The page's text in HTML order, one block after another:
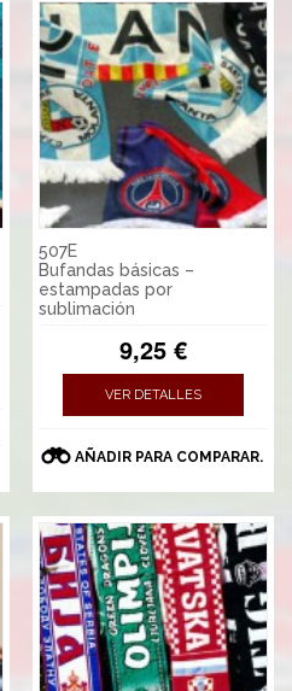
507E
Bufandas básicas –
estampadas por
sublimación
9,25 €
VER DETALLES
AÑADIR PARA COMPARAR.